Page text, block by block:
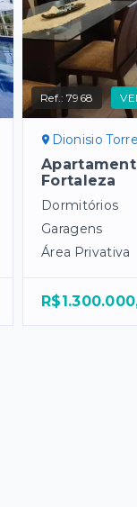
Ref.:7968
Dionisio
Fortaleza
Dormitórios
Garagens
Área Privativa